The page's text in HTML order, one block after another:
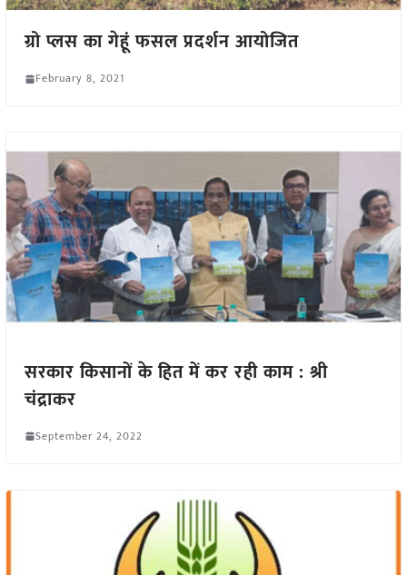
ग्रो प्लस का गेहूं फसल प्रदर्शन आयोजित
February 8, 2021
सरकार किसानों के हित में कर रही काम : श्री
चंद्राकर
September 24, 2022